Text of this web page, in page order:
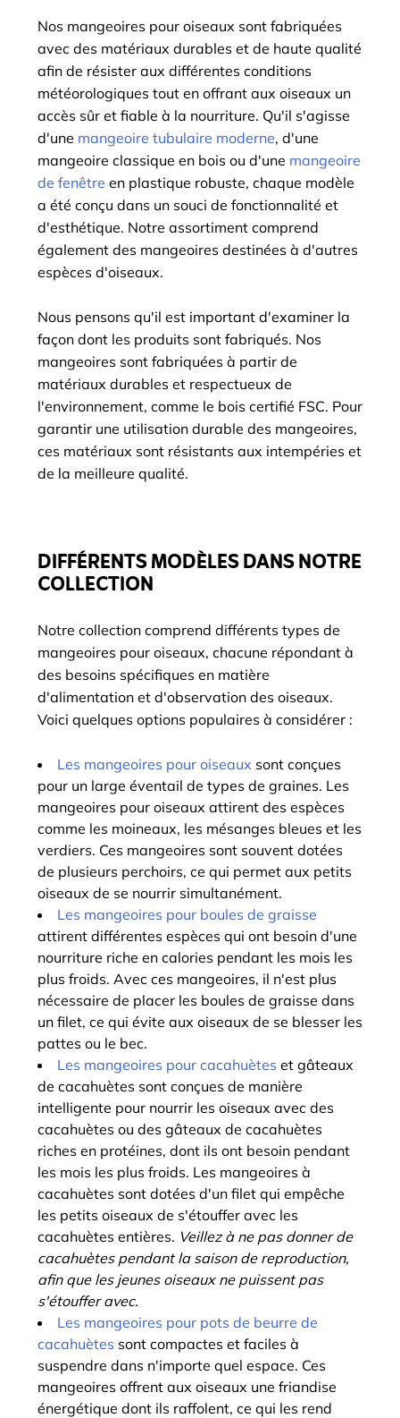
Nos mangeoires pour oiseaux sont fabriquées
avec des matériaux durables et de haute qualité
afin de résister aux différentes conditions
météorologiques tout en offrant aux oiseaux un
accès sûr et fiable à la nourriture. Qu'il s'agisse
d'une mangeoire tubulaire moderne, d'une
mangeoire classique en bois ou d'une mangeoire
de fenêtre en plastique robuste, chaque modèle
a été conçu dans un souci de fonctionnalité et
d'esthétique. Notre assortiment comprend
également des mangeoires destinées à d'autres
espèces d'oiseaux.
Nous pensons qu'il est important d'examiner la
façon dont les produits sont fabriqués. Nos
mangeoires sont fabriquées à partir de
matériaux durables et respectueux de
l'environnement, comme le bois certifié FSC. Pour
garantir une utilisation durable des mangeoires,
ces matériaux sont résistants aux intempéries et
de la meilleure qualité.
DIFFÉRENTS MODÈLES DANS NOTRE
COLLECTION
Notre collection comprend différents types de
mangeoires pour oiseaux, chacune répondant à
des besoins spécifiques en matière
d'alimentation et d'observation des oiseaux.
Voici quelques options populaires à considérer :
Les mangeoires pour oiseaux sont conçues
pour un large éventail de types de graines. Les
mangeoires pour oiseaux attirent des espèces
comme les moineaux, les mésanges bleues et les
verdiers. Ces mangeoires sont souvent dotées
de plusieurs perchoirs, ce qui permet aux petits
oiseaux de se nourrir simultanément.
Les mangeoires pour boules de graisse
attirent différentes espèces qui ont besoin d'une
nourriture riche en calories pendant les mois les
plus froids. Avec ces mangeoires, il n'est plus
nécessaire de placer les boules de graisse dans
un filet, ce qui évite aux oiseaux de se blesser les
pattes ou le bec.
Les mangeoires pour cacahuètes et gâteaux
de cacahuètes sont conçues de manière
intelligente pour nourrir les oiseaux avec des
cacahuètes ou des gâteaux de cacahuètes
riches en protéines, dont ils ont besoin pendant
les mois les plus froids. Les mangeoires à
cacahuètes sont dotées d'un filet qui empêche
les petits oiseaux de s'étouffer avec les
cacahuètes entières. Veillez à ne pas donner de
cacahuètes pendant la saison de reproduction,
afin que les jeunes oiseaux ne puissent pas
s'étouffer avec.
Les mangeoires pour pots de beurre de
cacahuètes sont compactes et faciles à
suspendre dans n'importe quel espace. Ces
mangeoires offrent aux oiseaux une friandise
énergétique dont ils raffolent, ce qui les rend